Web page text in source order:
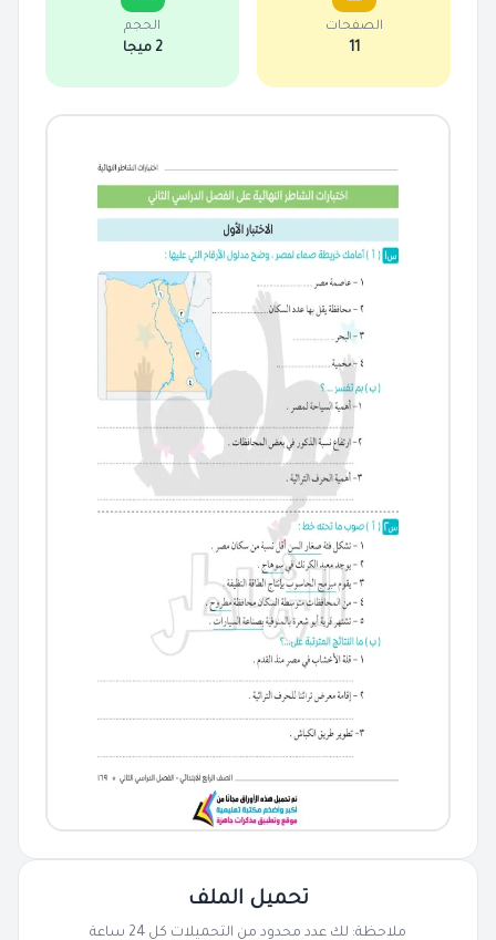
الصفحات
11
الحجم
2 ميجا
تحميل الملف
ملاحظة: لك عدد محدود من التحميلات كل 24 ساعة